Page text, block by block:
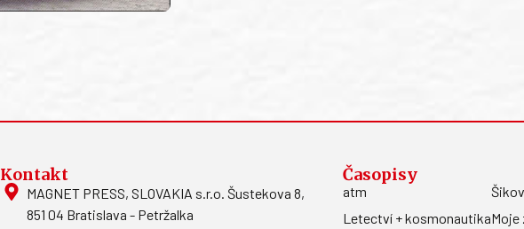
Kontakt
MAGNET PRESS, SLOVAKIA s.r.o. Šustekova 8,
851 04 Bratislava - Petržalka
Časopisy
atm
Letectví + kosmonautikaMoje